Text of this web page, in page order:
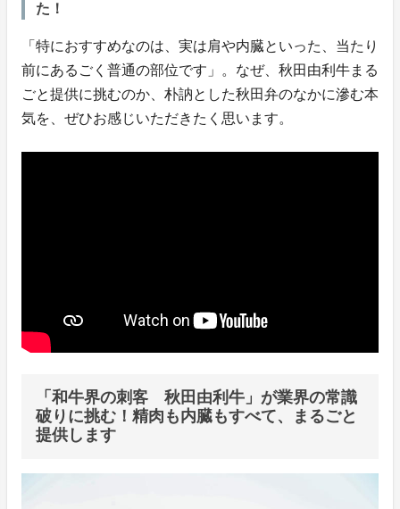
た！
「特におすすめなのは、実は肩や内臓といった、当たり
前にあるごく普通の部位です」。なぜ、秋田由利牛まる
ごと提供に挑むのか、朴訥とした秋田弁のなかに滲む本
気を、ぜひお感じいただきたく思います。
「和牛界の刺客 秋田由利牛」が業界の常識
破りに挑む！精肉も内臓もすべて、まるごと
提供します